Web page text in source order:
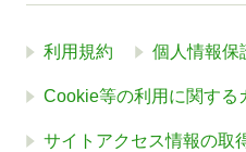
利用規約 個人情報保
Cookie等の利用に関する
サイトアクセス情報の取